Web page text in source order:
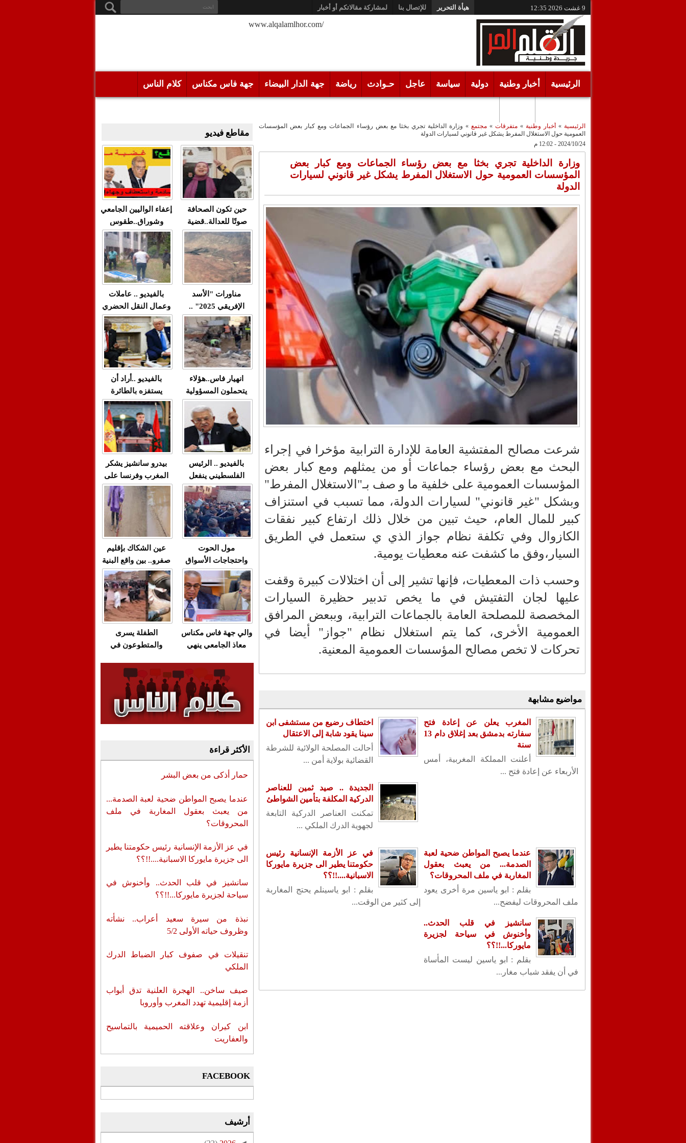
9 غشت 2026 12:35 هيأة التحرير للإتصال بنا لمشاركة مقالاتكم أو أخبار
/www.alqalamlhor.com
الرئيسية أخبار وطنية دولية سياسة عاجل حـوادث رياضة جهة الدار البيضاء جهة فاس مكناس كلام الناس
الرئيسية » أخبار وطنية» متفرقات»مجتمع » وزارة الداخلية تجري بخثا مع بعض رؤساء الجماعات ومع كبار بعض المؤسسات
العمومية حول الاستغلال المفرط يشكل غير قانوني لسيارات الدولة
2024/10/24 - 12:02 م
وزارة الداخلية تجري بخثا مع بعض رؤساء الجماعات ومع كبار بعض
المؤسسات العمومية حول الاستغلال المفرط يشكل غير قانوني لسيارات
الدولة
شرعت مصالح المفتشية العامة للإدارة الترابية مؤخرا في إجراء
البحث مع بعض رؤساء جماعات أو من يمثلهم ومع كبار بعض
المؤسسات العمومية على خلفية ما و صف بـ"الاستغلال المفرط"
وبشكل "غير قانوني" لسيارات الدولة، مما تسبب في استنزاف
كبير للمال العام، حيث تبين من خلال ذلك ارتفاع كبير نفقات
الكازوال وفي تكلفة نظام جواز الذي ي ستعمل في الطريق
السيار،وفق ما كشفت عنه معطيات يومية.
وحسب ذات المعطيات، فإنها تشير إلى أن اختلالات كبيرة وقفت
عليها لجان التفتيش في ما يخص تدبير حظيرة السيارات
المخصصة للمصلحة العامة بالجماعات الترابية، وببعض المرافق
العمومية الأخرى، كما يتم استغلال نظام "جواز" أيضا في
تحركات لا تخص مصالح المؤسسات العمومية المعنية.
مواضيع مشابهة
المغرب يعلن عن إعادة فتح
سفارته بدمشق بعد إغلاق دام 13
سنة
أعلنت المملكة المغربية، أمس
الأربعاء عن إعادة فتح ...
اختطاف رضيع من مستشفى ابن
سينا يقود شابة إلى الاعتقال
أحالت المصلحة الولائية للشرطة
القضائية بولاية أمن ...
الجديدة .. صيد ثمين للعناصر
الدركية المكلفة بتأمين الشواطئ
تمكنت العناصر الدركية التابعة
لجهوية الدرك الملكي ...
عندما يصبح المواطن ضحية لعبة
الصدمة... من يعبث بعقول
المغاربة في ملف المحروقات؟
بقلم : ابو ياسين مرة أخرى يعود
ملف المحروقات ليفضح...
في عز الأزمة الإنسانية رئيس
حكومتنا يطير الى جزيرة مايوركا
الاسبانية....!!؟؟
بقلم : ابو ياسينلم يحتج المغاربة
إلى كثير من الوقت...
سانشيز في قلب الحدث..
وأخنوش في سياحة لجزيرة
مايوركا...!!؟؟
بقلم : ابو ياسين ليست المأساة
في أن يفقد شباب مغار...
مقاطع فيديو
حين تكون الصحافة
صوتًا للعدالة..قضية
"مولات 88 غرزة"
مثالا(فيديو)
متابعة حميد طولست
في زمن تزداد فيه
حالات العنف ضد
النساء ويغيب فيه أحيانًا
صدى العدالة في
ردهات الم...
إعفاء الواليين الجامعي
وشوراق..طقوس
صادمة وملتمس
"الوجهاء"؟/ صمت
وزارة الداخلية؟/أين
الوزير التوفيق؟(فيديو)
بالفيديو .. عاملات
وعمال النقل الحضري
بفاس يعبرون عن
ارتياحهم بعد إنهاء عقد
شركة "سيتي باص"
مناورات "الأسد
الإفريقي 2025" ..
شاهد القاذفة النووية
في تدريب مع ثماني
مقاتلات من نوع F-16
تابعة للقوات الجوية
الملكية المغربية
بالفيديو ..أراد أن
يستفزه بالطائرة
القطرية لكن ترامب
فضحه أمام العالم
بالحجة والدليل
انهيار فاس..هؤلاء
يتحملون المسؤولية
ومآسي العمارات
العشوائية مفتوحة
بيدرو سانشيز يشكر
المغرب وفرنسا على
استعادة الكهرباء عقب
انقطاعه في شبه
الجزيرة الإيبيرية
بالفيديو .. الرئيس
الفلسطيني ينفعل
ويهاجم حماس بألفاظ
قاسية على الهواء
عين الشكاك بإقليم
صفرو.. بين واقع البنية
التحتية المهترئة
والحملات الانتخابية
المبكرة(فيديو)
مول الحوت
واحتجاجات الأسواق
الأسبوعية/الاحتقان
الصامت والتراشق
بـ"الصناديق"/أخنوش
يرد بالصمت المريب
الطفلة يسرى
والمتطوعون في
وقنوات صرف صحي
تقتل والمحاسبة يجب
أن تطال المسؤولين
والي جهة فاس مكناس
معاذ الجامعي ينهي
والعمال مع شركة
سيتي باص + وثيقة
وفيديو
الأكثر قراءة
حمار أذكى من بعض البشر
عندما يصبح المواطن ضحية لعبة الصدمة...
من يعبث بعقول المغاربة في ملف
المحروقات؟
في عز الأزمة الإنسانية رئيس حكومتنا يطير
الى جزيرة مايوركا الاسبانية....!!؟؟
سانشيز في قلب الحدث.. وأخنوش في
سياحة لجزيرة مايوركا...!!؟؟
نبذة من سيرة سعيد أعراب.. نشأته
وظروف حياته الأولى 5/2
تنقيلات في صفوف كبار الضباط الدرك
الملكي
صيف ساخن.. الهجرة العلنية تدق أبواب
أزمة إقليمية تهدد المغرب وأوروبا
ابن كيران وعلاقته الحميمية بالتماسيح
والعفاريت
FACEBOOK
أرشيف